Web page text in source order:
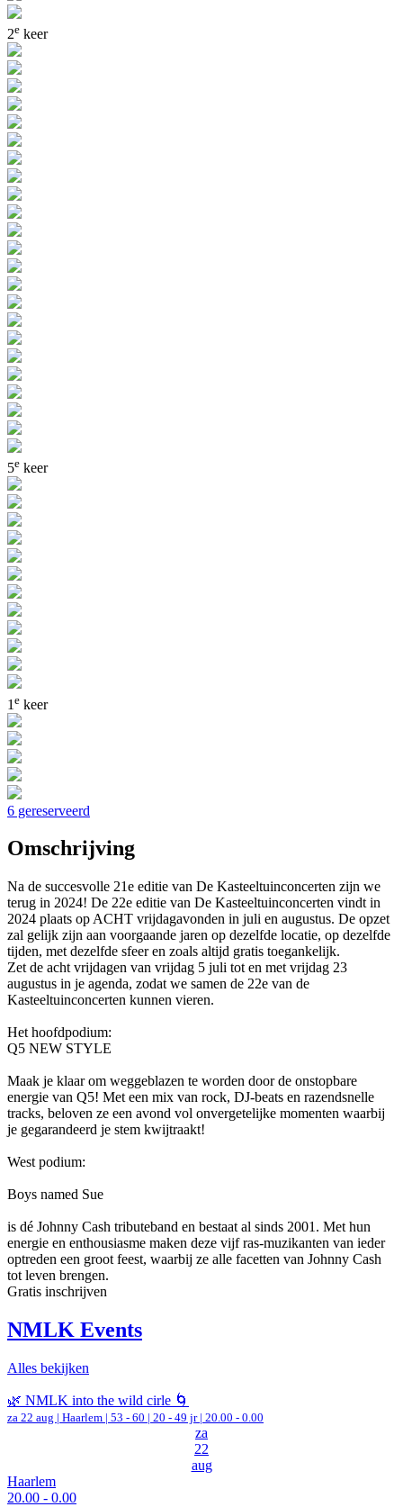
2e keer
5e keer
1 e keer
6 gereserveerd
Omschrijving
Na de succesvolle 21e editie van De Kasteeltuinconcerten zijn we
terug in 2024! De 22e editie van De Kasteeltuinconcerten vindt in
2024 plaats op ACHT vrijdagavonden in juli en augustus. De opzet
zal gelijk zijn aan voorgaande jaren op dezelfde locatie, op dezelfde
tijden, met dezelfde sfeer en zoals altijd gratis toegankelijk.
Zet de acht vrijdagen van vrijdag 5 juli tot en met vrijdag 23
augustus in je agenda, zodat we samen de 22e van de
Kasteeltuinconcerten kunnen vieren.
Het hoofdpodium:
Q5 NEW STYLE
Maak je klaar om weggeblazen te worden door de onstopbare
energie van Q5! Met een mix van rock, DJ-beats en razendsnelle
tracks, beloven ze een avond vol onvergetelijke momenten waarbij
je gegarandeerd je stem kwijtraakt!
West podium:
Boys named Sue
is dé Johnny Cash tributeband en bestaat al sinds 2001. Met hun
energie en enthousiasme maken deze vijf ras-muzikanten van ieder
optreden een groot feest, waarbij ze alle facetten van Johnny Cash
tot leven brengen.
Gratis inschrijven
NMLK Events
Alles bekijken
🌿 NMLK into the wild cirle 🌀
za 22 aug | Haarlem | 53 - 60 | 20 - 49 jr | 20.00 - 0.00
za
22
aug
Haarlem
20.00 - 0.00